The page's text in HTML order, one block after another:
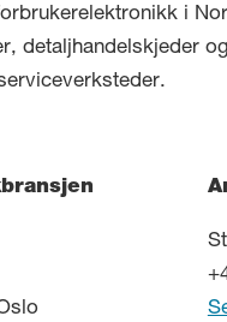
i
detaljhandelskjeder